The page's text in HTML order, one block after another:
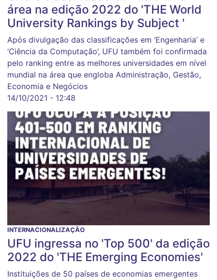
área na edição 2022 do 'THE World
University Rankings by Subject '
Após divulgação das classificações em ‘Engenharia’ e
‘Ciência da Computação’, UFU também foi confirmada
pelo ranking entre as melhores universidades em nível
mundial na área que engloba Administração, Gestão,
Economia e Negócios
14/10/2021 - 12:48
INTERNACIONALIZAÇÃO
UFU ingressa no 'Top 500' da edição
2022 do 'THE Emerging Economies'
Instituições de 50 países de economias emergentes